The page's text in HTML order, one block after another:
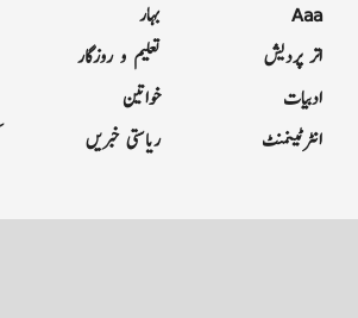
Aaa
اتر پردیش
ادبیات
انٹرٹینمنٹ
بہار
تعلیم و روزگار
خواتین
ریاستی خبریں